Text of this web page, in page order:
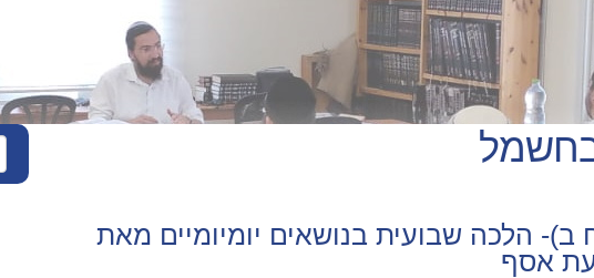
הלכה שבועית בנושאים יומיומיים מאת
אסף